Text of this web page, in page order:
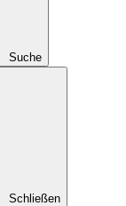
Suche
Schließen